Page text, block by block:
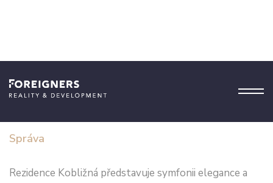
Správa
Rezidence Kobližná představuje symfonii elegance a